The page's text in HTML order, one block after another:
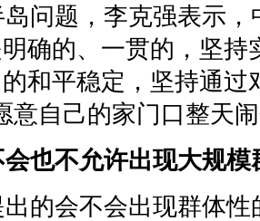
问题，李克强表示
确的、一贯的，坚持
和平稳定，坚持通过
意自己的家门口整天
也不允许出现大规模
的会不会出现群体